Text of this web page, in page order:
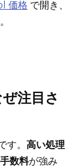
価格 で開き、
注目さ
。 高い処理
数料が強み